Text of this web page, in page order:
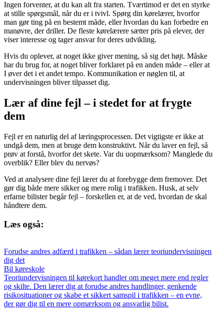
Ingen forventer, at du kan alt fra starten. Tværtimod er det en styrke
at stille spørgsmål, når du er i tvivl. Spørg din kørelærer, hvorfor
man gør ting på en bestemt måde, eller hvordan du kan forbedre en
manøvre, der driller. De fleste kørelærere sætter pris på elever, der
viser interesse og tager ansvar for deres udvikling.
Hvis du oplever, at noget ikke giver mening, så sig det højt. Måske
har du brug for, at noget bliver forklaret på en anden måde – eller at
I øver det i et andet tempo. Kommunikation er nøglen til, at
undervisningen bliver tilpasset dig.
Lær af dine fejl – i stedet for at frygte
dem
Fejl er en naturlig del af læringsprocessen. Det vigtigste er ikke at
undgå dem, men at bruge dem konstruktivt. Når du laver en fejl, så
prøv at forstå, hvorfor det skete. Var du uopmærksom? Manglede du
overblik? Eller blev du nervøs?
Ved at analysere dine fejl lærer du at forebygge dem fremover. Det
gør dig både mere sikker og mere rolig i trafikken. Husk, at selv
erfarne bilister begår fejl – forskellen er, at de ved, hvordan de skal
håndtere dem.
Læs også:
Forudse andres adfærd i trafikken – sådan lærer teoriundervisningen
dig det
Bil køreskole
Teoriundervisningen til kørekort handler om meget mere end regler
og skilte. Den lærer dig at forudse andres handlinger, genkende
risikosituationer og skabe et sikkert samspil i trafikken – en evne,
der gør dig til en mere opmærksom og ansvarlig bilist.